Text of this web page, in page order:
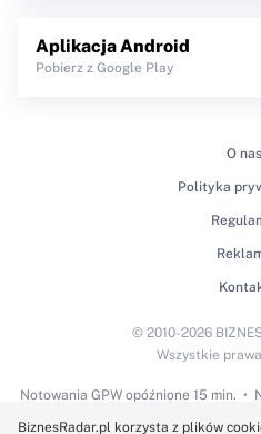
Aplikacja Android
Pobierz z Google Play
O nas
Polityka
Notowania GPWopóźnione 15 min.
© 2010-2026
Wszystkie
BiznesRadar.pl korzysta z plików